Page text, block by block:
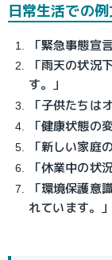
日常生活での例
「緊急事態宣
「雨天の状況
す。」
「子供たちは
「健康状態の
「新しい家庭
「休業中の状
「環境保護意
れています。」